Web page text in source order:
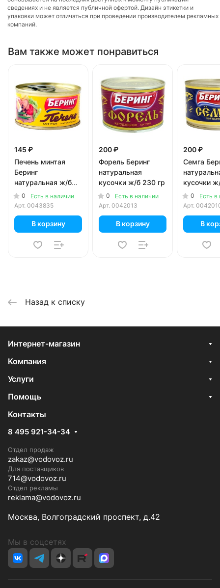
сведениях и не является публичной офертой. Дизайн этикетки и
упаковки может отличаться при проведении производителем рекламных
компаний.
Вам также может понравиться
145 ₽
Печень минтая
Беринг
натуральная ж/б
120 гр
0
Есть в наличии
Арт. 0043835
В корзину
200 ₽
Форель Беринг
натуральная
кусочки ж/б 230 гр
0
Есть в наличии
Арт. 0042013
В корзину
200 ₽
Семга
кусочки
0
Есть в
Арт.
В
Назад к списку
Интернет-магазин
Компания
Услуги
Помощь
Контакты
8 495 921-34-34
Отдел продаж
zakaz@vodovoz.ru
Для поставщиков
714@vodovoz.ru
Отдел рекламы
reklama@vodovoz.ru
Москва, Волгоградский проспект, д.42
Мы в соцсетях